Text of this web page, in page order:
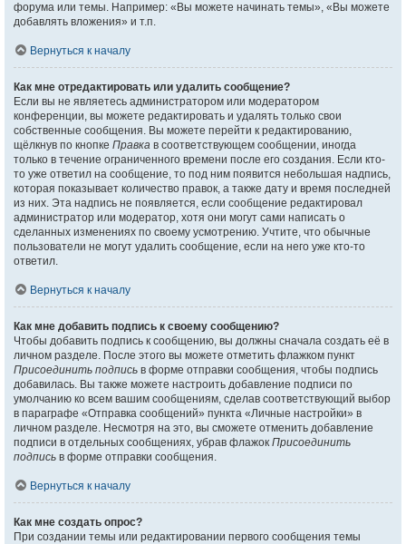
форума или темы. Например: «Вы можете начинать темы», «Вы можете
добавлять вложения» и т.п.
Вернуться к началу
Как мне отредактировать или удалить сообщение?
Если вы не являетесь администратором или модератором
конференции, вы можете редактировать и удалять только свои
собственные сообщения. Вы можете перейти к редактированию,
щёлкнув по кнопке Правка в соответствующем сообщении, иногда
только в течение ограниченного времени после его создания. Если кто-
то уже ответил на сообщение, то под ним появится небольшая надпись,
которая показывает количество правок, а также дату и время последней
из них. Эта надпись не появляется, если сообщение редактировал
администратор или модератор, хотя они могут сами написать о
сделанных изменениях по своему усмотрению. Учтите, что обычные
пользователи не могут удалить сообщение, если на него уже кто-то
ответил.
Вернуться к началу
Как мне добавить подпись к своему сообщению?
Чтобы добавить подпись к сообщению, вы должны сначала создать её в
личном разделе. После этого вы можете отметить флажком пункт
Присоединить подпись в форме отправки сообщения, чтобы подпись
добавилась. Вы также можете настроить добавление подписи по
умолчанию ко всем вашим сообщениям, сделав соответствующий выбор
в параграфе «Отправка сообщений» пункта «Личные настройки» в
личном разделе. Несмотря на это, вы сможете отменить добавление
подписи в отдельных сообщениях, убрав флажок Присоединить
подпись в форме отправки сообщения.
Вернуться к началу
Как мне создать опрос?
При создании темы или редактировании первого сообщения темы